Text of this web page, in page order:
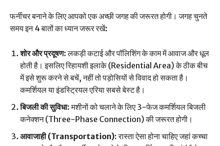
फर्नीचर बनाने के लिए आपको एक अच्छी जगह की जरूरत होगी। जगह चुनते
समय इन 4 बातों का ध्यान जरूर रखें:
शोर और प्रदूषण:लकड़ी कटाई और पॉलिशिंग के काम में आवाज और धूल
होती है। इसलिए रिहायशी इलाके (Residential Area) के ठीक बीच
में इसे शुरू करने से बचें, नहीं तो पड़ोसियों से विवाद हो सकता है।
कमर्शियल या इंडस्ट्रियल एरिया सबसे बेस्ट है।
बिजली की सुविधा:मशीनों को चलाने के लिए 3-फेज कमर्शियल बिजली
कनेक्शन (Three-Phase Connection) की जरूरत होगी।
आवाजाही (Transportation):रास्ता ऐसा होना चाहिए जहां कच्चा